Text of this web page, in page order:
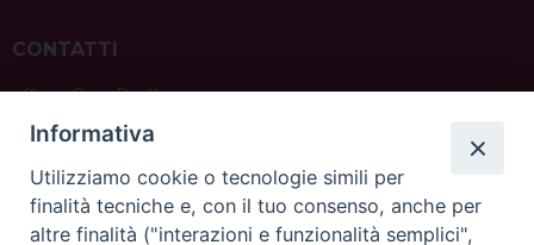
CONTATTI
ufficio: Casa Pio X
via Bonporti, 20 – 35141 Padova
tel: +39 351 619 2354
e mail:ufficiovocazionipadova@gmail.com
Informativa
Utilizziamo cookie o tecnologie simili per
finalità tecniche e, con il tuo consenso, anche per
altre finalità ("interazioni e funzionalità semplici",